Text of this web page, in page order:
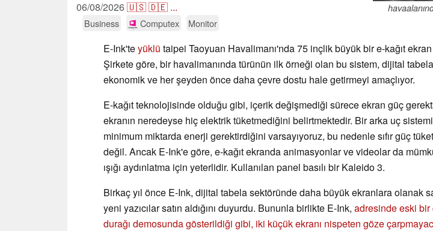
06/08/2026🇺🇸🇩🇪 ...
Business Computex Monitor
E-Ink'teyüklü taipei Taoyuan Havalimanı'nda 75 inçlik büyük bir e-kağıt ekran
Şirkete göre, bir havalimanında türünün ilk örneği olan bu sistem, dijital
ekonomik ve her şeyden önce daha çevre dostu hale getirmeyi amaçlıyor.
E-kağıt teknolojisinde olduğu gibi, içerik değişmediği sürece ekran güç
ekranın neredeyse hiç elektrik tüketmediğini belirtmektedir. Bir arka uç
minimum miktarda enerji gerektirdiğini varsayıyoruz, bu nedenle sıfır güç
değil. Ancak E-Ink'e göre, e-kağıt ekranda animasyonlar ve videolar da
ışığı aydınlatma için yeterlidir. Kullanılan panel basılı bir Kaleido 3.
Birkaç yıl önce E-Ink, dijital tabela sektöründe daha büyük ekranlara olanak
yeni yazıcılar satın aldığını duyurdu. Bununla birlikte E-Ink, adresinde eski bir
durağı demosunda gösterildiği gibi, iki küçük ekranı nispeten göze